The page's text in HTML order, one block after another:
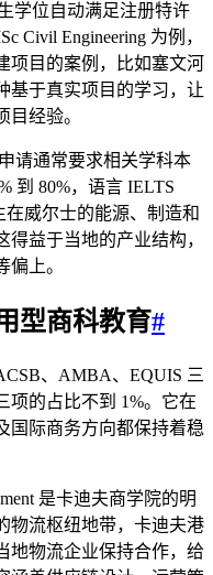
学位自动满足注册特许
Civil Engineering 为例，
项目的案例，比如塞文河
基于真实项目的学习，让
经验。
请通常要求相关学科本
到 80%，语言 IELTS
在威尔士的能源、制造和
益于当地的产业结构，
上。
型商科教育#
、AMBA、EQUIS 三
项的占比不到 1%。它在
国际商务方向都保持着稳
是卡迪夫商学院的明
物流枢纽地带，卡迪夫港
地物流企业保持合作，给